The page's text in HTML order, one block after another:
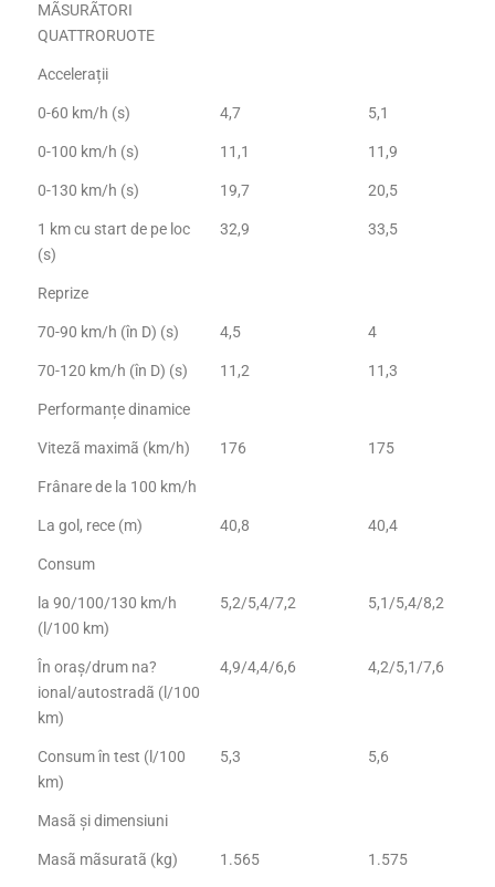
MÃSURÃTORI
QUATTRORUOTE
Accelerații
0-60 km/h (s) 4,7 5,1
0-100 km/h (s) 11,1 11,9
0-130 km/h (s) 19,7 20,5
1 km cu start de pe loc
(s)
32,9 33,5
Reprize
70-90 km/h (în D) (s) 4,5 4
70-120 km/h (în D) (s) 11,2 11,3
Performanțe dinamice
Vitezã maximã (km/h) 176 175
Frânare de la 100 km/h
La gol, rece (m) 40,8 40,4
Consum
la 90/100/130 km/h
(l/100 km)
5,2/5,4/7,2 5,1/5,4/8,2
În oraș/drum na?
ional/autostradã (l/100
km)
4,9/4,4/6,6 4,2/5,1/7,6
Consum în test (l/100
km)
5,3 5,6
Masã și dimensiuni
Masã mãsuratã (kg) 1.565 1.575